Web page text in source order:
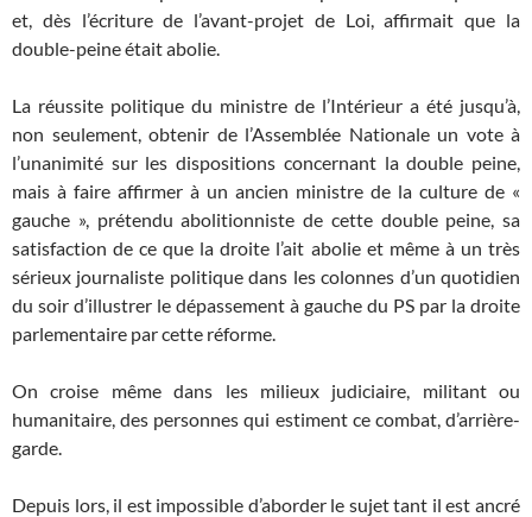
et, dès l’écriture de l’avant-projet de Loi, affirmait que la
double-peine était abolie.
La réussite politique du ministre de l’Intérieur a été jusqu’à,
non seulement, obtenir de l’Assemblée Nationale un vote à
l’unanimité sur les dispositions concernant la double peine,
mais à faire affirmer à un ancien ministre de la culture de «
gauche », prétendu abolitionniste de cette double peine, sa
satisfaction de ce que la droite l’ait abolie et même à un très
sérieux journaliste politique dans les colonnes d’un quotidien
du soir d’illustrer le dépassement à gauche du PS par la droite
parlementaire par cette réforme.
On croise même dans les milieux judiciaire, militant ou
humanitaire, des personnes qui estiment ce combat, d’arrière-
garde.
Depuis lors, il est impossible d’aborder le sujet tant il est ancré